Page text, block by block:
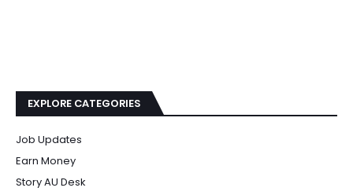
EXPLORE CATEGORIES
Job Updates
Earn Money
Story AU Desk